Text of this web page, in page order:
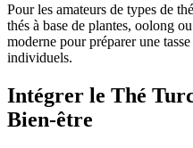
Pour les amateurs de types de
thés à base de plantes, oolong
moderne pour préparer une
individuels.
Intégrer le Thé
Bien-être